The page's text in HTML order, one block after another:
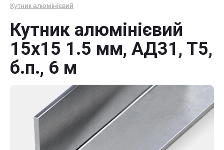
Кутник алюмінієвий
Кутник алюмінієвий
15х15 1.5 мм, АД31, Т5,
б.п., 6 м